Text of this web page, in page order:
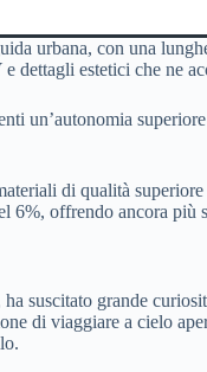
urbana, con una
dettagli estetici che ne
un’autonomia
di qualità
6%, offrendo ancora più
suscitato grande
di viaggiare a cielo